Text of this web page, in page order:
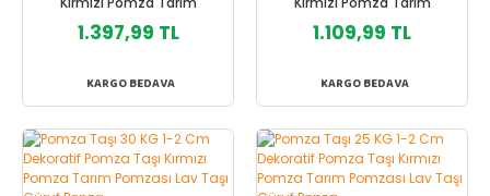
Ponza
1.397,99 TL
KARGO BEDAVA
Ponza
1.109,99 TL
KARGO BEDAVA